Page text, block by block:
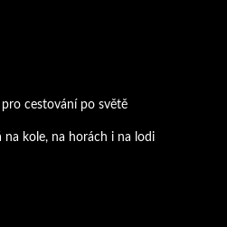
cestování po světě
na kole, na horách i na lodi